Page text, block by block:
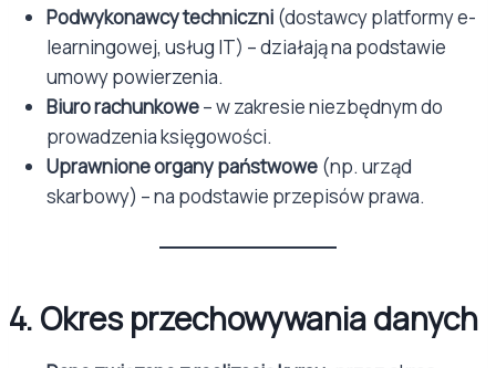
Podwykonawcy techniczni (dostawcy platformy e-
learningowej, usług IT) – działają na podstawie
umowy powierzenia.
Biuro rachunkowe– w zakresie niezbędnym do
prowadzenia księgowości.
Uprawnione organy państwowe (np. urząd
skarbowy) – na podstawie przepisów prawa.
4. Okres przechowywania danych